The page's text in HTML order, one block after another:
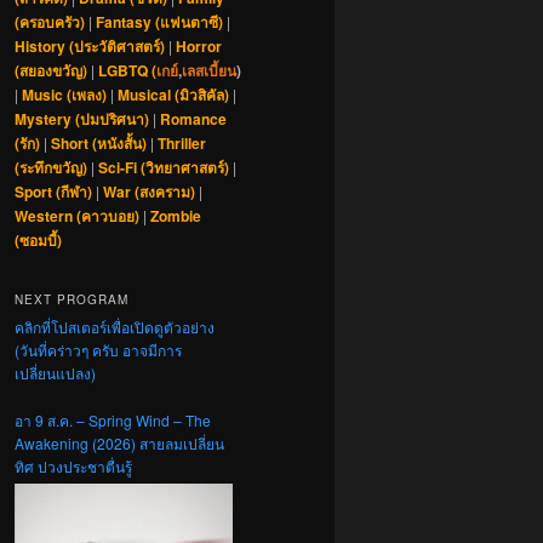
(ครอบครัว) | Fantasy (แฟนตาซี) |
History (ประวัติศาสตร์) | Horror
(สยองขวัญ) | LGBTQ (เกย์,เลสเบี้ยน)
| Music (เพลง) | Musical (มิวสิคัล) |
Mystery (ปมปริศนา) | Romance
(รัก) | Short (หนังสั้น) | Thriller
(ระทึกขวัญ) | Sci-Fi (วิทยาศาสตร์) |
Sport (กีฬา) | War (สงคราม) |
Western (คาวบอย) | Zombie
(ซอมบี้)
NEXT PROGRAM
คลิกที่โปสเตอร์เพื่อเปิดดูตัวอย่าง
(วันที่คร่าวๆ ครับ อาจมีการ
เปลี่ยนแปลง)
อา 9 ส.ค. – Spring Wind – The
Awakening (2026) สายลมเปลี่ยน
ทิศ ปวงประชาตื่นรู้